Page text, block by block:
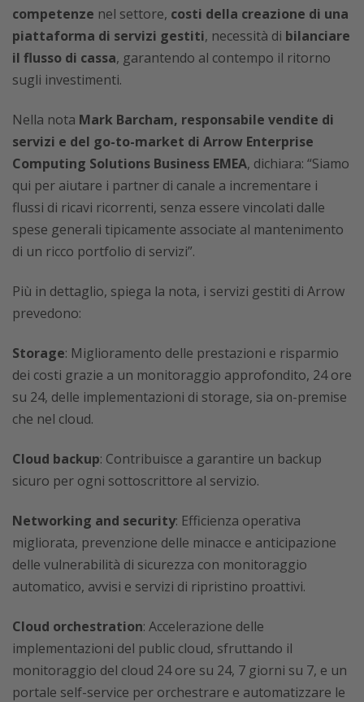
competenze nel settore, costi della creazione di una
piattaforma di servizi gestiti, necessità di bilanciare
il flusso di cassa, garantendo al contempo il ritorno
sugli investimenti.
Nella nota Mark Barcham, responsabile vendite di
servizi e del go-to-market di Arrow Enterprise
Computing Solutions Business EMEA, dichiara: “Siamo
qui per aiutare i partner di canale a incrementare i
flussi di ricavi ricorrenti, senza essere vincolati dalle
spese generali tipicamente associate al mantenimento
di un ricco portfolio di servizi”.
Più in dettaglio, spiega la nota, i servizi gestiti di Arrow
prevedono:
Storage: Miglioramento delle prestazioni e risparmio
dei costi grazie a un monitoraggio approfondito, 24 ore
su 24, delle implementazioni di storage, sia on-premise
che nel cloud.
Cloud backup: Contribuisce a garantire un backup
sicuro per ogni sottoscrittore al servizio.
Networking and security: Efficienza operativa
migliorata, prevenzione delle minacce e anticipazione
delle vulnerabilità di sicurezza con monitoraggio
automatico, avvisi e servizi di ripristino proattivi.
Cloud orchestration: Accelerazione delle
implementazioni del public cloud, sfruttando il
monitoraggio del cloud 24 ore su 24, 7 giorni su 7, e un
portale self-service per orchestrare e automatizzare le